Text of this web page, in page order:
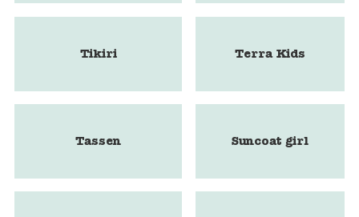
Tikiri Terra Kids
Tassen Suncoat girl